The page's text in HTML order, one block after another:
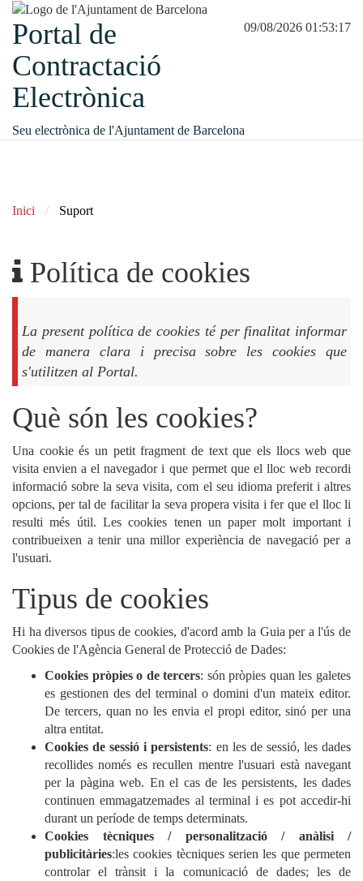
09/08/2026 01:53:17
Portal de
Contractació
Electrònica
Seu electrònica de l'Ajuntament de Barcelona
Inici Suport
Política de cookies
La present política de cookies té per finalitat informar
de manera clara i precisa sobre les cookies que
s'utilitzen al Portal.
Què són les cookies?
Una cookie és un petit fragment de text que els llocs web que
visita envien a el navegador i que permet que el lloc web recordi
informació sobre la seva visita, com el seu idioma preferit i altres
opcions, per tal de facilitar la seva propera visita i fer que el lloc li
resulti més útil. Les cookies tenen un paper molt important i
contribueixen a tenir una millor experiència de navegació per a
l'usuari.
Tipus de cookies
Hi ha diversos tipus de cookies, d'acord amb la Guia per a l'ús de
Cookies de l'Agència General de Protecció de Dades:
Cookies pròpies o de tercers: són pròpies quan les galetes
es gestionen des del terminal o domini d'un mateix editor.
De tercers, quan no les envia el propi editor, sinó per una
altra entitat.
Cookies de sessió i persistents: en les de sessió, les dades
recollides només es recullen mentre l'usuari està navegant
per la pàgina web. En el cas de les persistents, les dades
continuen emmagatzemades al terminal i es pot accedir-hi
durant un període de temps determinats.
Cookies tècniques / personalització / anàlisi /
publicitàries:les cookies tècniques serien les que permeten
controlar el trànsit i la comunicació de dades; les de